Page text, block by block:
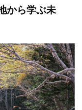
から学ぶ未